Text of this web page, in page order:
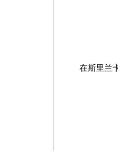
在斯里兰卡